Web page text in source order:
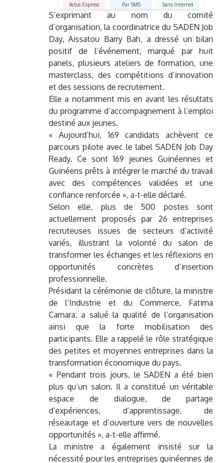
Actus Express Par SMS Sans Internet
S’exprimant au nom du comité
d’organisation, la coordinatrice du SADEN Job
Day, Aissatou Barry Bah, a dressé un bilan
positif de l’événement, marqué par huit
panels, plusieurs ateliers de formation, une
masterclass, des compétitions d’innovation
et des sessions de recrutement.
Elle a notamment mis en avant les résultats
du programme d’accompagnement à l’emploi
destiné aux jeunes.
« Aujourd’hui, 169 candidats achèvent ce
parcours pilote avec le label SADEN Job Day
Ready. Ce sont 169 jeunes Guinéennes et
Guinéens prêts à intégrer le marché du travail
avec des compétences validées et une
confiance renforcée », a-t-elle déclaré.
Selon elle, plus de 500 postes sont
actuellement proposés par 26 entreprises
recruteuses issues de secteurs d’activité
variés, illustrant la volonté du salon de
transformer les échanges et les réflexions en
opportunités concrètes d’insertion
professionnelle.
Présidant la cérémonie de clôture, la ministre
de l’Industrie et du Commerce, Fatima
Camara, a salué la qualité de l’organisation
ainsi que la forte mobilisation des
participants. Elle a rappelé le rôle stratégique
des petites et moyennes entreprises dans la
transformation économique du pays.
« Pendant trois jours, le SADEN a été bien
plus qu’un salon. Il a constitué un véritable
espace de dialogue, de partage
d’expériences, d’apprentissage, de
réseautage et d’ouverture vers de nouvelles
opportunités », a-t-elle affirmé.
La ministre a également insisté sur la
nécessité pour les entreprises guinéennes de